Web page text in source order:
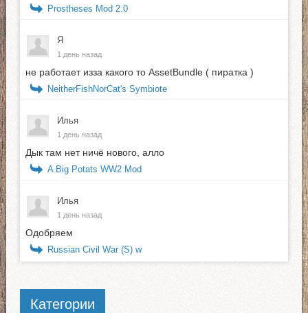
Prostheses Mod 2.0
Я
1 день назад
не работает изза какого то AssetBundle ( пиратка )
NeitherFishNorCat's Symbiote
Илья
1 день назад
Дык там нет ничё нового, алло
A Big Potats WW2 Mod
Илья
1 день назад
Одобряем
Russian Civil War (S) w
Категории